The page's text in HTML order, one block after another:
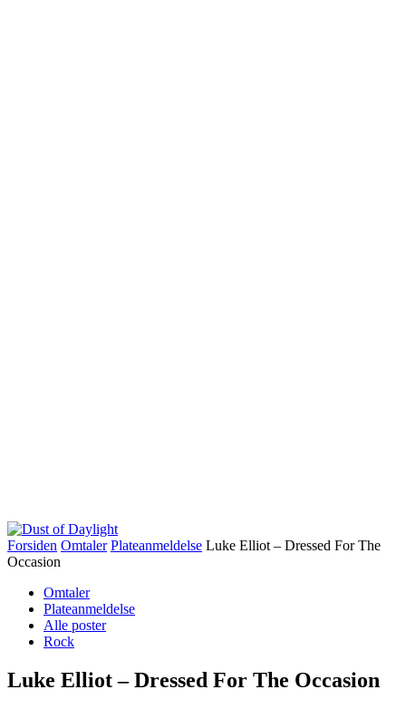
Forsiden Omtaler Plateanmeldelse Luke Elliot – Dressed For The
Occasion
Omtaler
Plateanmeldelse
Alle poster
Rock
Luke Elliot – Dressed For The Occasion